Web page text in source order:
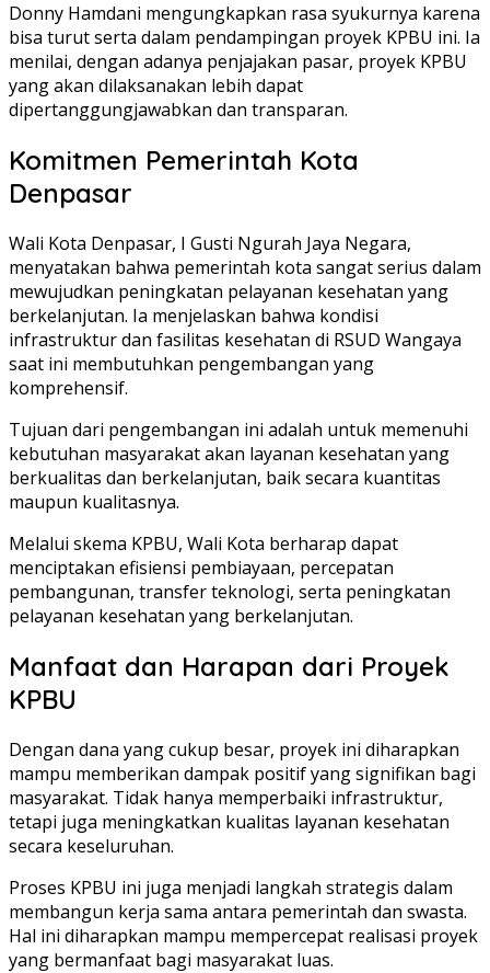
Donny Hamdani mengungkapkan rasa syukurnya karena
bisa turut serta dalam pendampingan proyek KPBU ini. Ia
menilai, dengan adanya penjajakan pasar, proyek KPBU
yang akan dilaksanakan lebih dapat
dipertanggungjawabkan dan transparan.
Komitmen Pemerintah Kota
Denpasar
Wali Kota Denpasar, I Gusti Ngurah Jaya Negara,
menyatakan bahwa pemerintah kota sangat serius dalam
mewujudkan peningkatan pelayanan kesehatan yang
berkelanjutan. Ia menjelaskan bahwa kondisi
infrastruktur dan fasilitas kesehatan di RSUD Wangaya
saat ini membutuhkan pengembangan yang
komprehensif.
Tujuan dari pengembangan ini adalah untuk memenuhi
kebutuhan masyarakat akan layanan kesehatan yang
berkualitas dan berkelanjutan, baik secara kuantitas
maupun kualitasnya.
Melalui skema KPBU, Wali Kota berharap dapat
menciptakan efisiensi pembiayaan, percepatan
pembangunan, transfer teknologi, serta peningkatan
pelayanan kesehatan yang berkelanjutan.
Manfaat dan Harapan dari Proyek
KPBU
Dengan dana yang cukup besar, proyek ini diharapkan
mampu memberikan dampak positif yang signifikan bagi
masyarakat. Tidak hanya memperbaiki infrastruktur,
tetapi juga meningkatkan kualitas layanan kesehatan
secara keseluruhan.
Proses KPBU ini juga menjadi langkah strategis dalam
membangun kerja sama antara pemerintah dan swasta.
Hal ini diharapkan mampu mempercepat realisasi proyek
yang bermanfaat bagi masyarakat luas.